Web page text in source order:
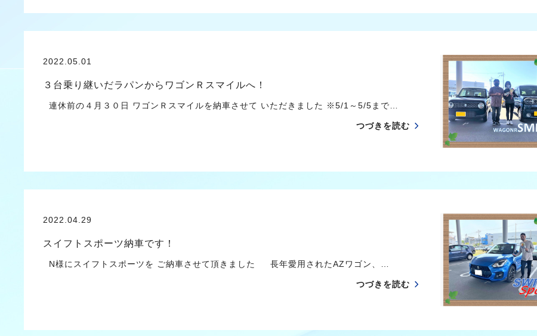
2022.05.01
３台乗り継いだラパンからワゴンＲスマイルへ！
連休前の４月３０日 ワゴンＲスマイルを納車させて いただきました ※5/1～5/5まで…
つづきを読む
2022.04.29
スイフトスポーツ納車です！
N様にスイフトスポーツを ご納車させて頂きました 長年愛用されたAZワゴン、…
つづきを読む